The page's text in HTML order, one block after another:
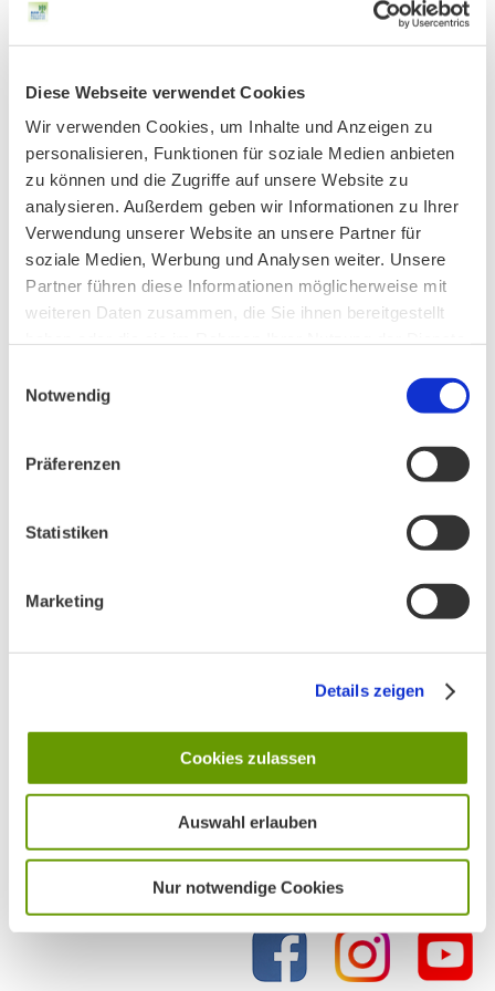
Diese Webseite verwendet Cookies
Wir verwenden Cookies, um Inhalte und Anzeigen zu
personalisieren, Funktionen für soziale Medien anbieten
zu können und die Zugriffe auf unsere Website zu
analysieren. Außerdem geben wir Informationen zu Ihrer
Verwendung unserer Website an unsere Partner für
soziale Medien, Werbung und Analysen weiter. Unsere
Partner führen diese Informationen möglicherweise mit
weiteren Daten zusammen, die Sie ihnen bereitgestellt
Notwendig
Präferenzen
Statistiken
Marketing
Details zeigen
Cookies zulassen
Auswahl erlauben
Nur notwendige Cookies
1. Reduzierung des öffentlichen Parkraums ab 2017 um
2. Ausweitung des Bereichs mit maximal möglicher
Parkgebühr bis zum mittleren Ring.
3. Konsequente Ahndung von Falschparken durch die
kommunale Parkraumüberwachung.
4. Busverkehr fördern durch dichteren Takt und eigene
Busspuren als sofort wirksame Übergangslösung, bis der
Schienen gebundene ÖPNV ertüchtigt ist.
5. Fahrverbot für private Dieselfahrzeuge ab 2020 mit
Übergangsregelung.
6. Kein Bau von Straßen in Grünanlagen, Parks und
BUND Naturschutz, Kreisgruppe München